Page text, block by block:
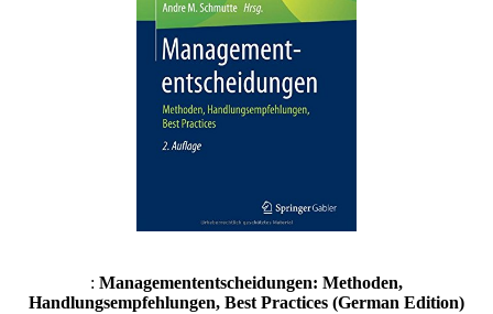
: Managemententscheidungen: Methoden,
Handlungsempfehlungen, Best Practices (German Edition)